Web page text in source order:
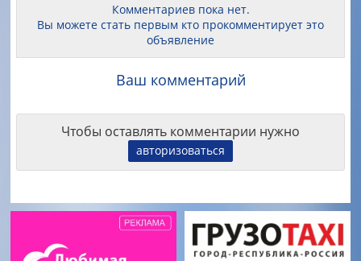
Комментариев пока нет.
Вы можете стать первым кто прокомментирует это
объявление
Ваш комментарий
Чтобы оставлять комментарии нужно
авторизоваться